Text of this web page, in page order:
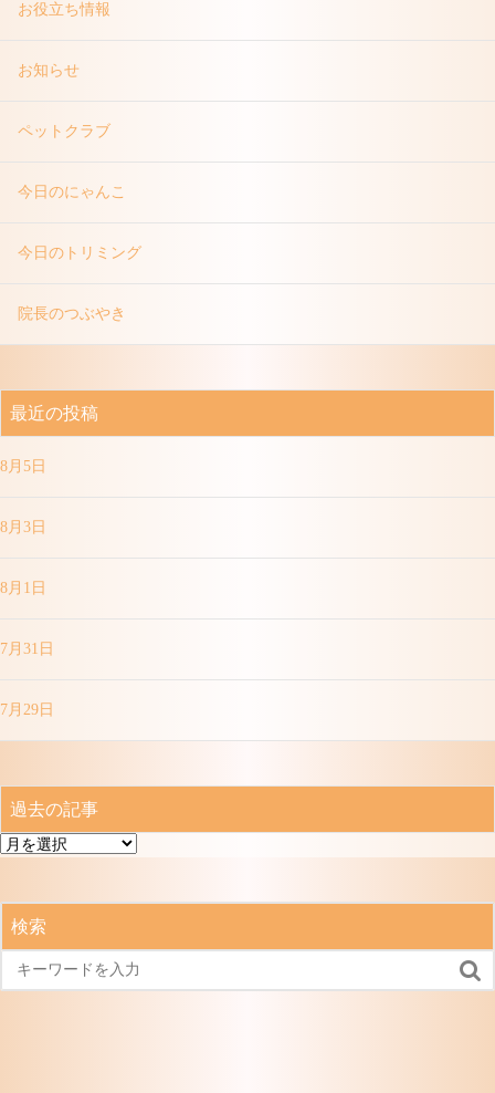
お役立ち情報
お知らせ
ペットクラブ
今日のにゃんこ
今日のトリミング
院長のつぶやき
最近の投稿
8月5日
8月3日
8月1日
7月31日
7月29日
過去の記事
過
記
検索
